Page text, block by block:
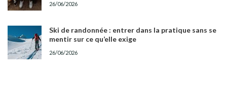
26/06/2026
Ski de randonnée : entrer dans la pratique sans se
mentir sur ce qu’elle exige
26/06/2026